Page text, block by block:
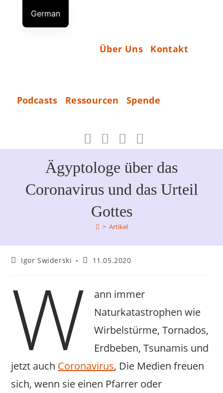
springen
Über Uns Kontakt
Podcasts Ressourcen Spende
N
Ägyptologe über das
Coronavirus und das Urteil
Gottes
> Artikel
Beitrags-
Igor Swiderski
Beitrag
11.05.2020
W
ann immer
Naturkatastrophen wie
Wirbelstürme, Tornados,
Erdbeben, Tsunamis und
jetzt auch Coronavirus, Die Medien freuen
sich, wenn sie einen Pfarrer oder
German
English